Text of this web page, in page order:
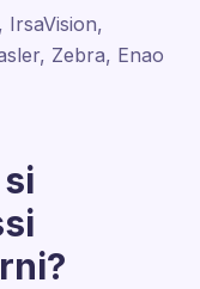
IrsaVision,
Zebra, Enao